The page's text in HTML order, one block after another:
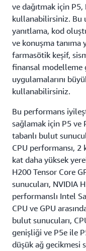
ve dağıtmak için P5,
kullanabilirsiniz. Bu
yanıtlama, kod
ve konuşma tanıma
farmasötik keşif,
finansal modelleme
uygulamalarını
kullanabilirsiniz.
Bu performans
sağlamak için P5 ve
tabanlı bulut
CPU performansı,
kat daha yüksek
H200 Tensor Core
sunucuları, NVIDIA
performanslı Intel
CPU ve GPU
bulut sunucuları,
genişliği ve P5e ile
düşük ağ gecikmesi